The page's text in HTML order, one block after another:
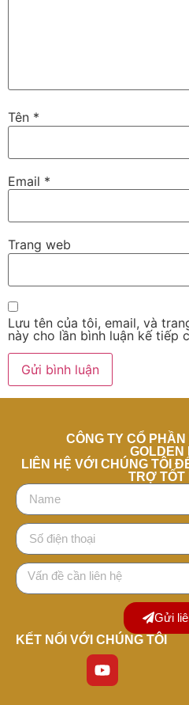
Tên *
Email *
Trang web
Lưu tên của tôi, email, và
này cho lần bình luận kế tiếp
CÔNG TY CỔ
GOLDEN
LIÊN HỆ VỚI CHÚNG TÔI
TRỢ TỐT
Gửi
KẾT NỐI VỚI CHÚNG TÔI